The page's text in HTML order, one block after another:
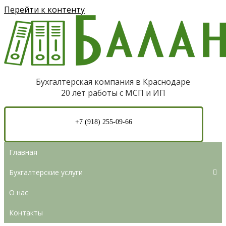
Перейти к контенту
Бухгалтерская компания в Краснодаре
20 лет работы с МСП и ИП
+7 (918) 255-09-66
Главная
Бухгалтерские услуги
О нас
Контакты